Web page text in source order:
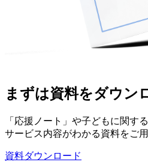
まずは資料をダウン
「応援ノート」 や子どもに関する
サービス内容がわかる資料をご
資料ダウンロード